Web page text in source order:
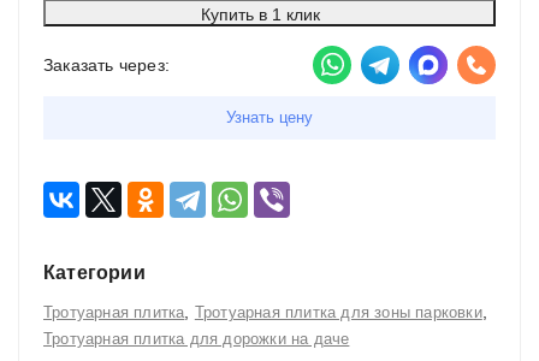
Купить в 1 клик
Заказать через:
Узнать цену
Категории
Тротуарная плитка Тротуарная плитка для зоны парковки,
Тротуарная плитка для дорожки на даче